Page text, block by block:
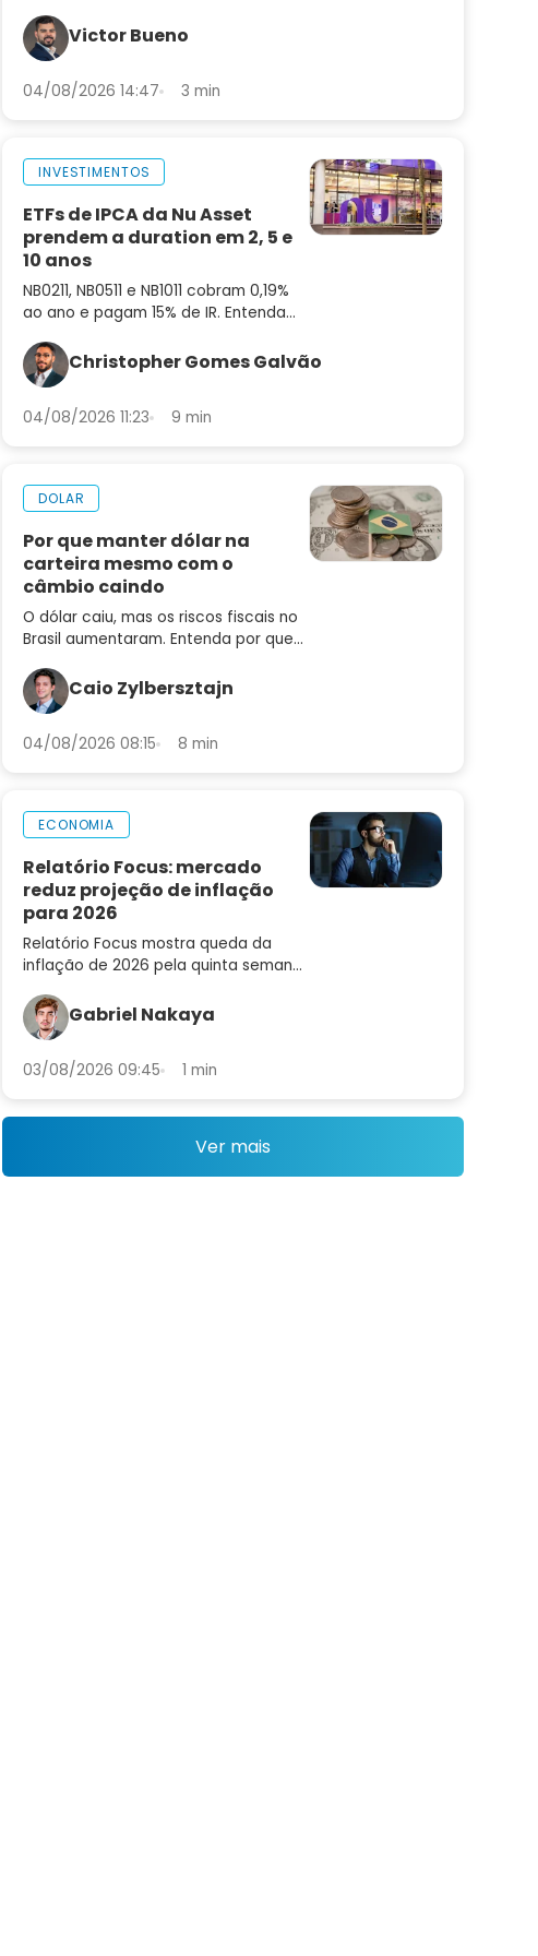
prevenção a fraudes. Saiba o que
muda para a empresa
Victor Bueno
04/08/2026 14:47 3 min
INVESTIMENTOS
ETFs de IPCA da Nu Asset
prendem a duration em 2, 5 e
10 anos
NB0211, NB0511 e NB1011 cobram 0,19%
ao ano e pagam 15% de IR. Entenda
curva superam os ETFs de IMA-B
Christopher Gomes Galvão
04/08/2026 11:23 9 min
DOLAR
Por que manter dólar na
carteira mesmo com o
câmbio caindo
O dólar caiu, mas os riscos fiscais no
Brasil aumentaram. Entenda por que
ajudar a proteger seu patrimônio
Caio Zylbersztajn
04/08/2026 08:15 8 min
ECONOMIA
Relatório Focus: mercado
reduz projeção de inflação
para 2026
Relatório Focus mostra queda da
inflação de 2026 pela quinta semana
corte na projeção da Selic; confira os
números atualizados
Gabriel Nakaya
03/08/2026 09:45 1 min
Ver mais